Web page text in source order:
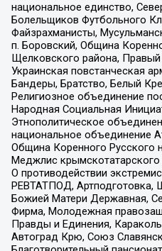
национальное единство,
Болельщиков Футбольного
Файзрахманисты,
п. Боровский, Община
Щелковского района,
Украинская повстанческая
Бандеры, Братство, Белый
Религиозное объединение
Народная Социальная
Этнополитическое
национальное объединение
Община Коренного Русского
Меджлис
О противодействии
РЕВТАТПОД, Артподготовка,
Божией Матери Державная,
Фирма, Молодежная
Правды и Единения,
Автоград Крю, Союз